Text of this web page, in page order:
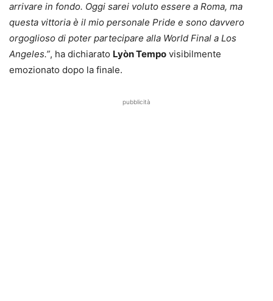
arrivare in fondo. Oggi sarei voluto essere a Roma, ma
questa vittoria è il mio personale Pride e sono davvero
orgoglioso di poter partecipare alla World Final a Los
Angeles.”, ha dichiarato Lyòn Tempo visibilmente
emozionato dopo la finale.
pubblicità